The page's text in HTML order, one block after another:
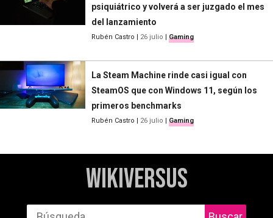
psiquiátrico y volverá a ser juzgado el mes
del lanzamiento
Rubén Castro | 26 julio | Gaming
La Steam Machine rinde casi igual con
SteamOS que con Windows 11, según los
primeros benchmarks
Rubén Castro | 26 julio | Gaming
WikiVersus